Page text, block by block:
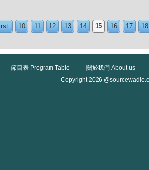
10 11 12 13 14 15 16 17 18
節目表 Program Table
關於我們 About us
Copyright 2026